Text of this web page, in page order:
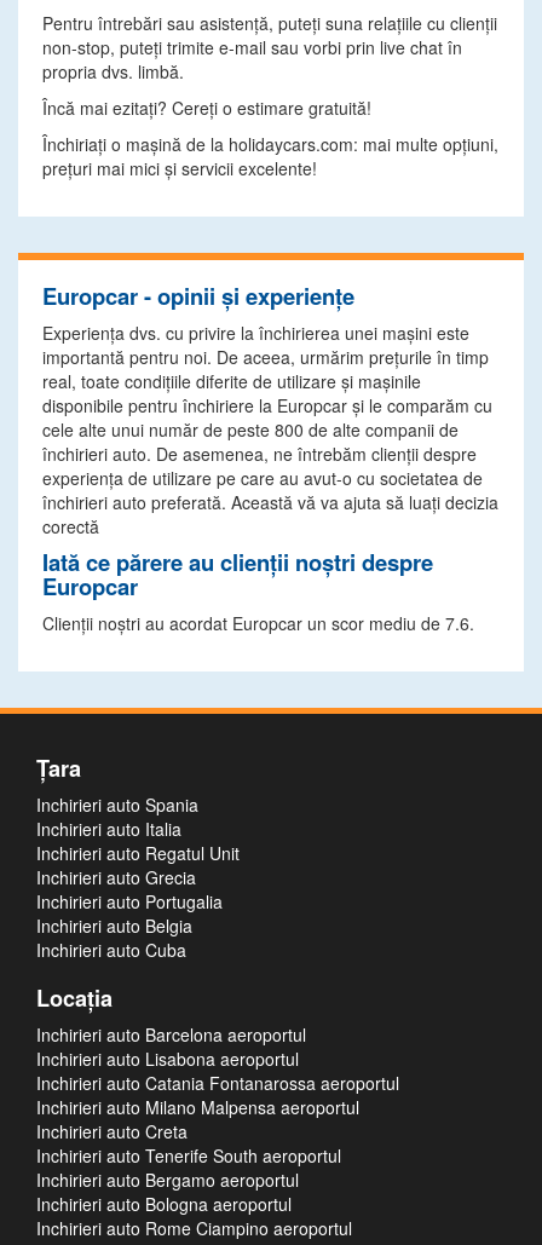
Pentru întrebări sau asistenţă, puteţi suna relaţiile cu clienţii
non-stop, puteţi trimite e-mail sau vorbi prin live chat în
propria dvs. limbă.
Încă mai ezitaţi? Cereţi o estimare gratuită!
Închiriaţi o maşină de la holidaycars.com: mai multe opţiuni,
preţuri mai mici şi servicii excelente!
Europcar - opinii și experiențe
Experiența dvs. cu privire la închirierea unei mașini este
importantă pentru noi. De aceea, urmărim prețurile în timp
real, toate condițiile diferite de utilizare și mașinile
disponibile pentru închiriere la Europcar și le comparăm cu
cele alte unui număr de peste 800 de alte companii de
închirieri auto. De asemenea, ne întrebăm clienții despre
experiența de utilizare pe care au avut-o cu societatea de
închirieri auto preferată. Această vă va ajuta să luați decizia
corectă
Iată ce părere au clienții noștri despre
Europcar
Clienții noștri au acordat Europcar un scor mediu de 7.6.
Ţara
Inchirieri auto Spania
Inchirieri auto Italia
Inchirieri auto Regatul Unit
Inchirieri auto Grecia
Inchirieri auto Portugalia
Inchirieri auto Belgia
Inchirieri auto Cuba
Locaţia
Inchirieri auto Barcelona aeroportul
Inchirieri auto Lisabona aeroportul
Inchirieri auto Catania Fontanarossa aeroportul
Inchirieri auto Milano Malpensa aeroportul
Inchirieri auto Creta
Inchirieri auto Tenerife South aeroportul
Inchirieri auto Bergamo aeroportul
Inchirieri auto Bologna aeroportul
Inchirieri auto Rome Ciampino aeroportul